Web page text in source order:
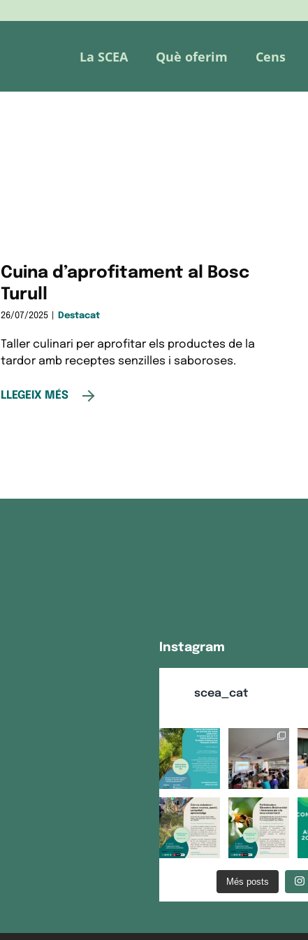
La SCEA Què oferim Cens
Cuina d’aprofitament al Bosc
Turull
26/07/2025 Destacat
Taller culinari per aprofitar els productes de la
tardor amb receptes senzilles i saboroses.
LLEGEIX MÉS
Instagram
scea_cat
Més posts